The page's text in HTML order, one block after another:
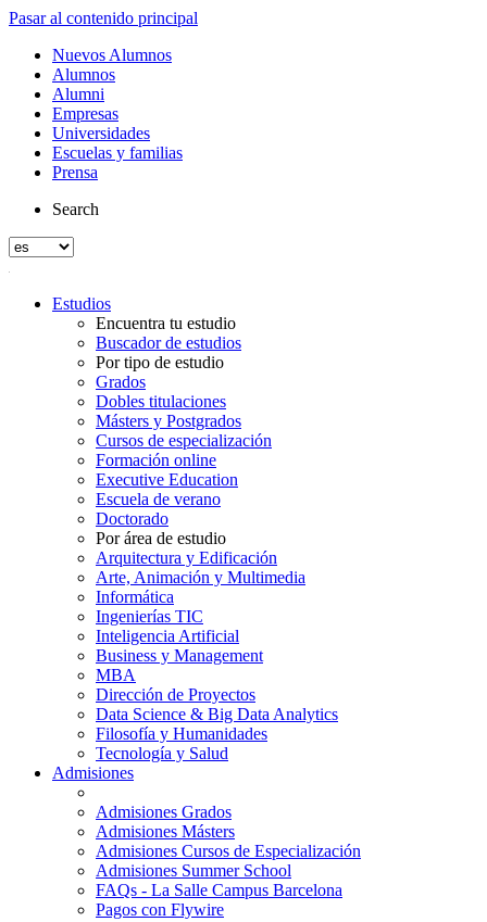
Pasar al contenido principal
Nuevos Alumnos
Alumnos
Alumni
Empresas
Universidades
Escuelas y familias
Prensa
Search
Estudios
Encuentra tu estudio
Buscador de estudios
Por tipo de estudio
Grados
Dobles titulaciones
Másters y Postgrados
Cursos de especialización
Formación online
Executive Education
Escuela de verano
Doctorado
Por área de estudio
Arquitectura y Edificación
Arte, Animación y Multimedia
Informática
Ingenierías TIC
Inteligencia Artificial
Business y Management
MBA
Dirección de Proyectos
Data Science & Big Data Analytics
Filosofía y Humanidades
Tecnología y Salud
Admisiones
Admisiones Grados
Admisiones Másters
Admisiones Cursos de Especialización
Admisiones Summer School
FAQs - La Salle Campus Barcelona
Pagos con Flywire